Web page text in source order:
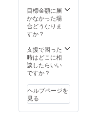
目標金額に届
かなかった場
合どうなりま
すか？
支援で困った
時はどこに相
談したらいい
ですか？
ヘルプページを
見る